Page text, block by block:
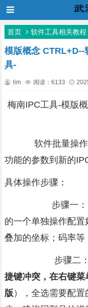
首页 软件工具相关教程
模版概念 CTRL+D--
具-
lim 阅读：6133
梅南IPC工具-模版
软件批量操作的
功能的参数到新的
具体操作步骤：
步骤一： 使用
的一个单独操作配
叠加的坐标；码率等
步骤二：
捷键冲突，在右键
版 ），全选需要配